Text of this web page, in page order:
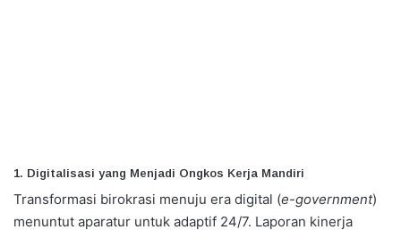
1. Digitalisasi yang Menjadi Ongkos Kerja Mandiri
Transformasi birokrasi menuju era digital (e-government)
menuntut aparatur untuk adaptif 24/7. Laporan kinerja